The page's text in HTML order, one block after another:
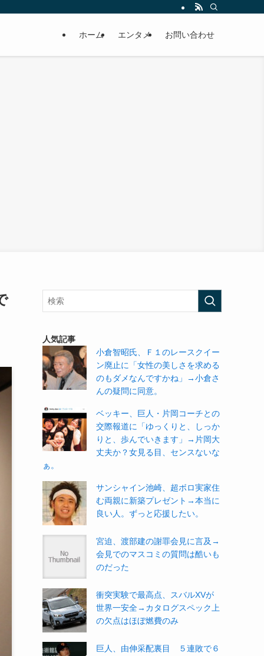
ホーム エンタメ お問い合わせ
人気記事
小倉智昭氏、Ｆ１のレースクイー
ン廃止に「女性の美しさを求める
のもダメなんですかね」→小倉さ
んの疑問に同意。
ベッキー、巨人・片岡コーチとの
交際報道に「ゆっくりと、しっか
りと、歩んでいきます」→片岡大
丈夫か？女見る目、センスないな
ぁ。
サンシャイン池崎、超ボロ実家住
む両親に新築プレゼント→本当に
良い人。ずっと応援したい。
宮迫、渡部建の謝罪会見に言及→
会見でのマスコミの質問は酷いも
のだった
衝突実験で最高点、スバルXVが
世界一安全→カタログスペック上
の欠点はほぼ燃費のみ
巨人、由伸采配裏目 ５連敗で６